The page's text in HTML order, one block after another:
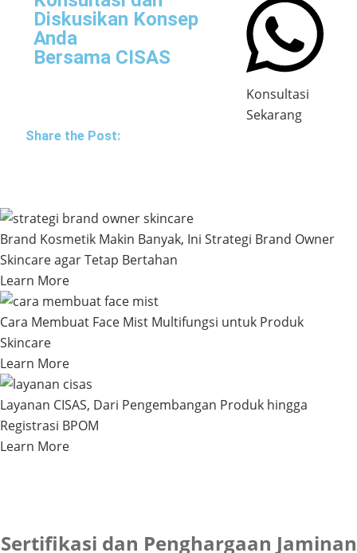
Diskusikan Konsep
Anda
Bersama CISAS
Konsultasi
Sekarang
Share the Post:
Brand Kosmetik Makin Banyak, Ini Strategi Brand Owner
Skincare agar Tetap Bertahan
Learn More
Cara Membuat Face Mist Multifungsi untuk Produk
Skincare
Learn More
Layanan CISAS, Dari Pengembangan Produk hingga
Registrasi BPOM
Learn More
Sertifikasi dan Penghargaan Jaminan